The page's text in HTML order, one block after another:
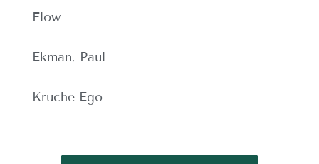
Flow
Ekman, Paul
Kruche Ego